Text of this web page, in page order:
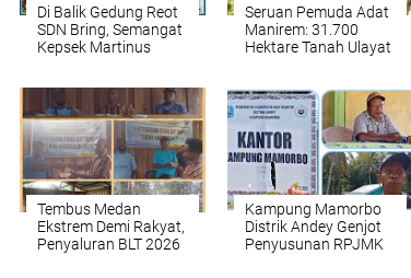
Di Balik Gedung Reot
SDN Bring, Semangat
Kepsek Martinus
Fasilitas Minim dan
Guru Terbatas.
Seruan Pemuda Adat
Manirem: 31.700
Hektare Tanah Ulayat
DPRK dan MRP
Diminta Bertindak
Nyata
Tembus Medan
Ekstrem Demi Rakyat,
Penyaluran BLT 2026
Kampung Mamorbo
Distrik Andey Genjot
Penyusunan RPJMK